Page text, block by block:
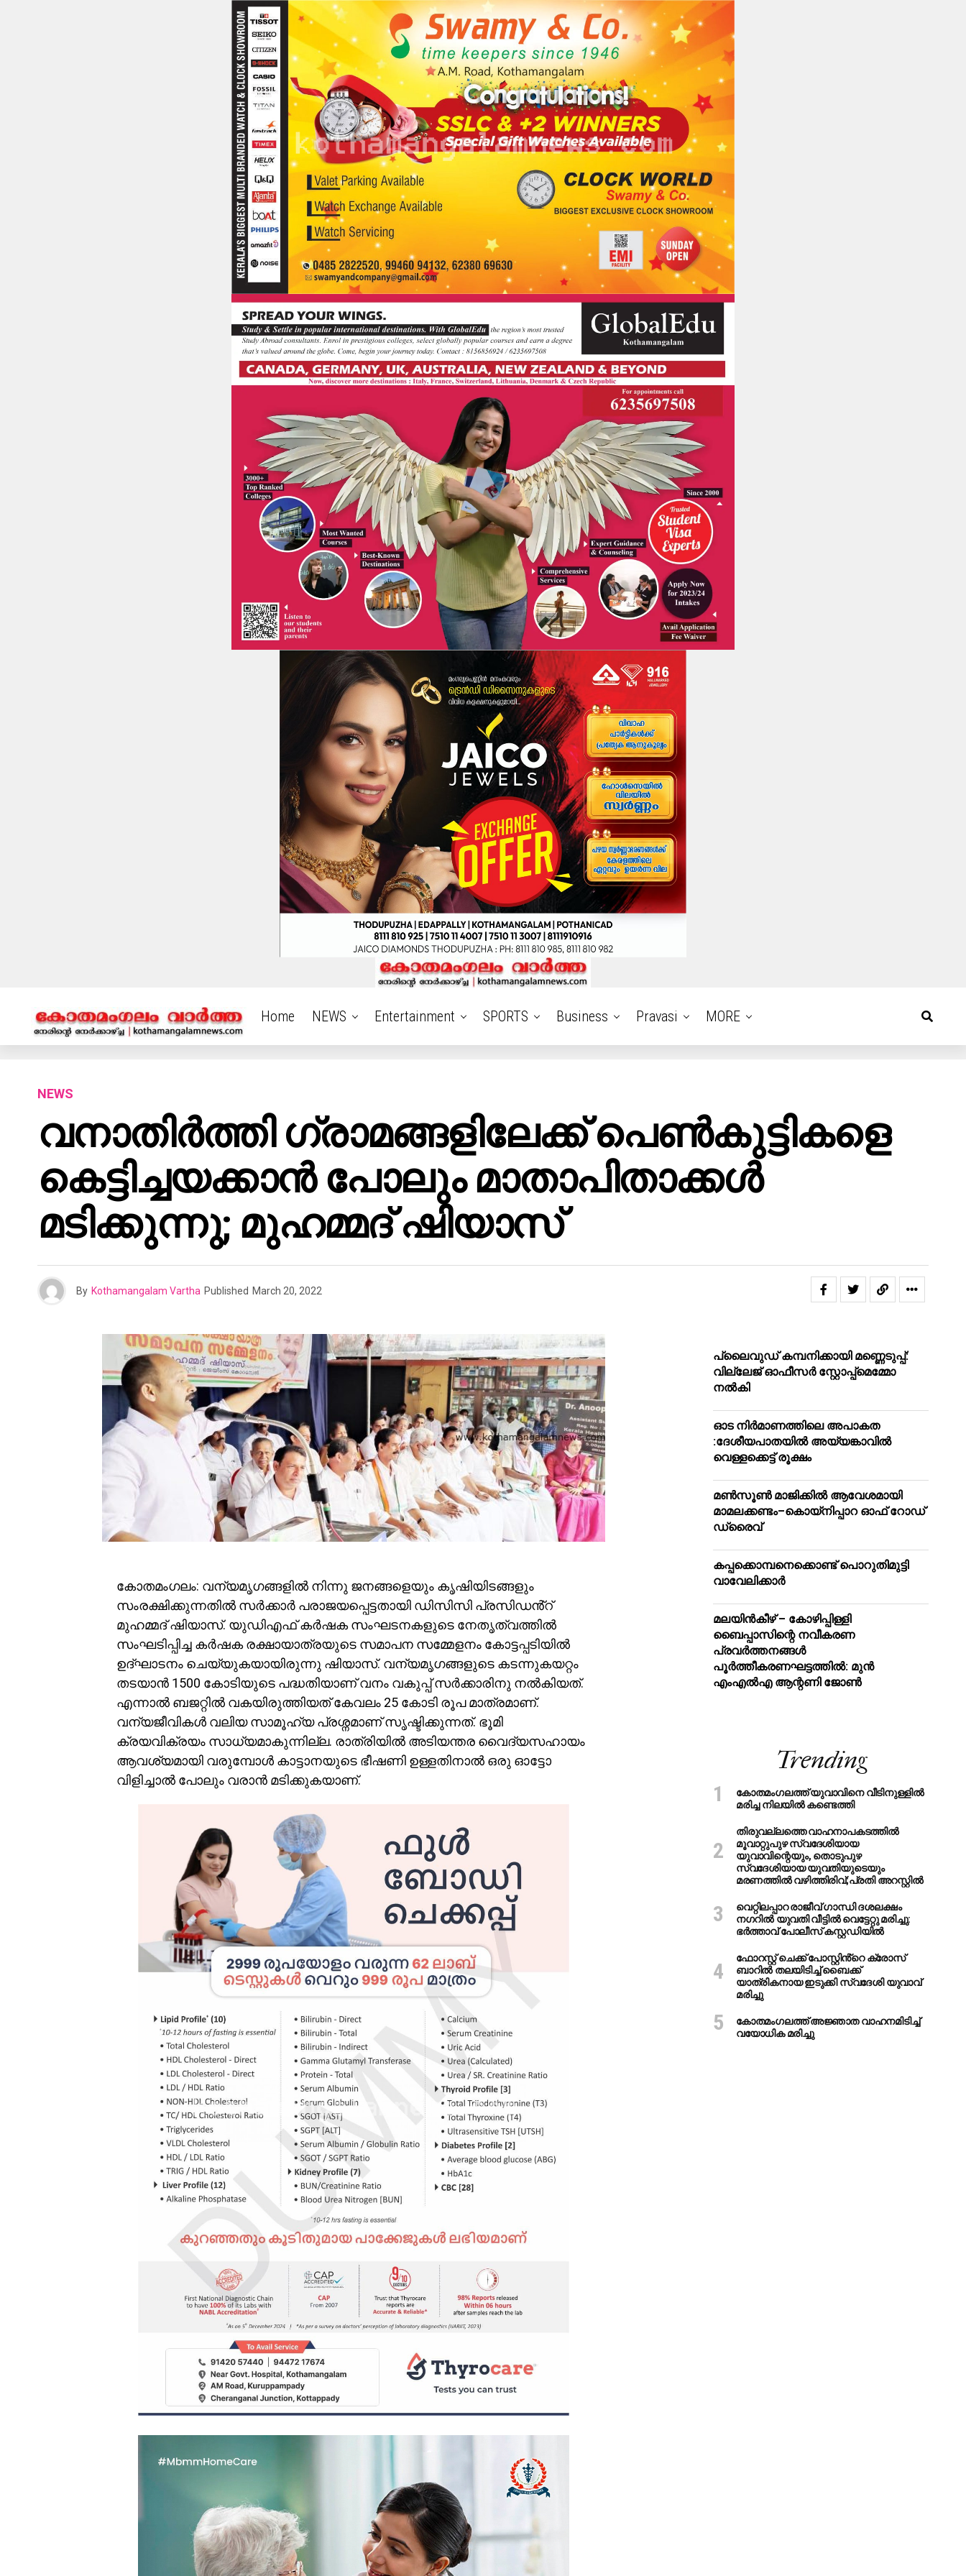
Home NEWS Entertainment SPORTS Business Pravasi MORE
NEWS
വനാതിർത്തി ഗ്രാമങ്ങളിലേക്ക് പെൺകുട്ടികളെ
കെട്ടിച്ചയക്കാൻ പോലും മാതാപിതാക്കൾ
മടിക്കുന്നു; മുഹമ്മദ് ഷിയാസ്
By Kothamangalam Vartha Published March 20, 2022
കോതമംഗലം: വന്യമൃഗങ്ങളിൽ നിന്നു ജനങ്ങളെയും കൃഷിയിടങ്ങളും
സംരക്ഷിക്കുന്നതിൽ സർക്കാർ പരാജയപ്പെട്ടതായി ഡിസിസി പ്രസിഡൻ്റ്
മുഹമ്മദ് ഷിയാസ്. യുഡിഎഫ് കർഷക സംഘടനകളുടെ നേതൃത്വത്തിൽ
സംഘടിപ്പിച്ച കർഷക രക്ഷായാത്രയുടെ സമാപന സമ്മേളനം കോട്ടപ്പടിയിൽ
ഉദ്ഘാടനം ചെയ്യുകയായിരുന്നു ഷിയാസ്. വന്യമൃഗങ്ങളുടെ കടന്നുകയറ്റം
തടയാൻ 1500 കോടിയുടെ പദ്ധതിയാണ് വനം വകുപ്പ് സർക്കാരിനു നൽകിയത്.
എന്നാൽ ബജറ്റിൽ വകയിരുത്തിയത് കേവലം 25 കോടി രൂപ മാത്രമാണ്.
വന്യജീവികൾ വലിയ സാമൂഹ്യ പ്രശ്നമാണ് സൃഷ്ടിക്കുന്നത്. ഭൂമി
ക്രയവിക്രയം സാധ്യമാകുന്നില്ല. രാത്രിയിൽ അടിയന്തര വൈദ്യസഹായം
ആവശ്യമായി വരുമ്പോൾ കാട്ടാനയുടെ ഭീഷണി ഉള്ളതിനാൽ ഒരു ഓട്ടോ
വിളിച്ചാൽ പോലും വരാൻ മടിക്കുകയാണ്.
പ്ലൈവുഡ് കമ്പനിക്കായി മണ്ണെടുപ്പ്:
വില്ലേജ് ഓഫീസർ സ്റ്റോപ്പ്മെമ്മോ
നൽകി
ഓട നിർമാണത്തിലെ അപാകത
:ദേശീയപാതയിൽ അയ്യങ്കാവിൽ
വെള്ളക്കെട്ട് രൂക്ഷം
മൺസൂൺ മാജിക്കിൽ ആവേശമായി
മാമലക്കണ്ടം–കൊയ്‌നിപ്പാറ ഓഫ് റോഡ്
ഡ്രൈവ്
കപ്പക്കൊമ്പനെക്കൊണ്ട് പൊറുതിമുട്ടി
വാവേലിക്കാർ
മലയിന്‍കീഴ് – കോഴിപ്പിള്ളി
ബൈപ്പാസിന്റെ നവീകരണ
പ്രവര്‍ത്തനങ്ങള്‍
പൂര്‍ത്തീകരണഘട്ടത്തില്‍: മുന്‍
എംഎല്‍എ ആന്റണി ജോണ്‍
Trending
കോതമംഗലത്ത് യുവാവിനെ വീടിനുള്ളിൽ
മരിച്ച നിലയിൽ കണ്ടെത്തി
തിരുവല്ലത്തെ വാഹനാപകടത്തില്‍
മൂവാറ്റുപുഴ സ്വദേശിയായ
യുവാവിന്റെയും, തൊടുപുഴ
സ്വദേശിയായ യുവതിയുടെയും
മരണത്തില്‍ വഴിത്തിരിവ്;പ്രതി അറസ്റ്റില്‍
വെറ്റിലപ്പാറ രാജീവ് ഗാന്ധി ദശലക്ഷം
നഗറിൽ യുവതി വീട്ടിൽ വെട്ടേറ്റു മരിച്ചു:
ഭർത്താവ് പോലീസ് കസ്റ്റഡിയിൽ
ഫോറസ്റ്റ് ചെക്ക് പോസ്റ്റിൻ്റെ ക്രോസ്
ബാറില്‍ തലയിടിച്ച് ബൈക്ക്
യാത്രികനായ ഇടുക്കി സ്വദേശി യുവാവ്
മരിച്ചു
കോതമംഗലത്ത് അജ്ഞാത വാഹനമിടിച്ച്
വയോധിക മരിച്ചു